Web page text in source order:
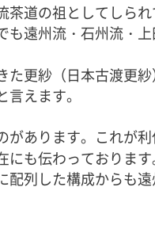
道の祖としてしら
遠州流・石州流・
更紗（日本古渡更
えます。
あります。これが
も伝わっておりま
列した構成からも